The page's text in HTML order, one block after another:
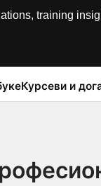
training
Курсеви и